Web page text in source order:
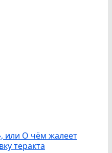
или О чём жалеет
теракта